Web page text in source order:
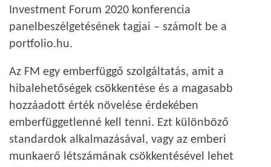
Investment Forum 2020 konferencia
panelbeszélgetésének tagjai – számolt be a
portfolio.hu.
Az FM egy emberfüggő szolgáltatás, amit a
hibalehetőségek csökkentése és a magasabb
hozzáadott érték növelése érdekében
emberfüggetlenné kell tenni. Ezt különböző
standardok alkalmazásával, vagy az emberi
munkaerő létszámának csökkentésével lehet